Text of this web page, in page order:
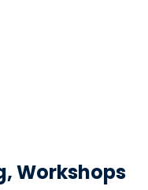
Workshops